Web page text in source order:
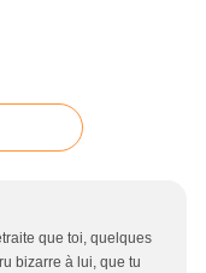
que toi, quelques
bizarre à lui, que tu